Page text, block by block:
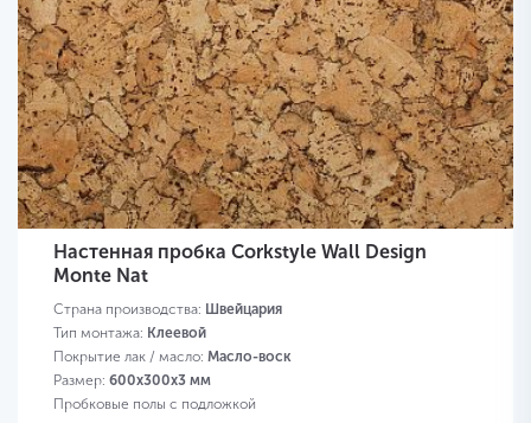
Настенная пробка Corkstyle Wall Design
Monte Nat
Страна производства: Швейцария
Тип монтажа: Клеевой
Покрытие лак / масло: Масло-воск
Размер: 600х300х3 мм
Пробковые полы с подложкой